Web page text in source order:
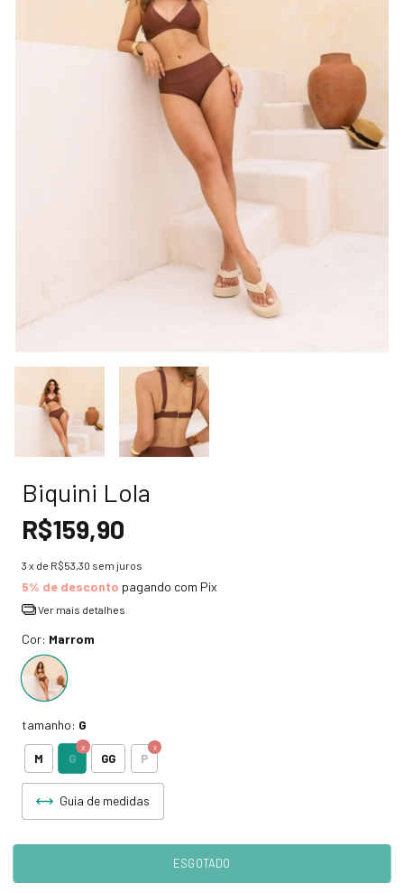
Biquini Lola
R$159,90
3 x de R$53,30 sem juros
5% de desconto pagando com Pix
Ver mais detalhes
Cor: Marrom
tamanho: G
M G GG P
Guia de medidas